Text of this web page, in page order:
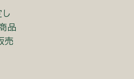
品
売